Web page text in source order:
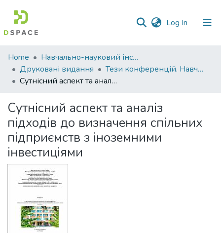
Log In (current)
Communities
&
Collections
Statistics
Home
Навчально-науковий інститут економіки, управління, права та інформаційних технологій
Друковані видання
Тези конференцій. Навчально-науковий інститут економіки, управління, права та інформаційних технологій
Сутнісний аспект та аналіз підходів до визначення спільних підприємств з іноземними інвестиціями
Сутнісний аспект та аналіз
підходів до визначення спільних
підприємств з іноземними
інвестиціями